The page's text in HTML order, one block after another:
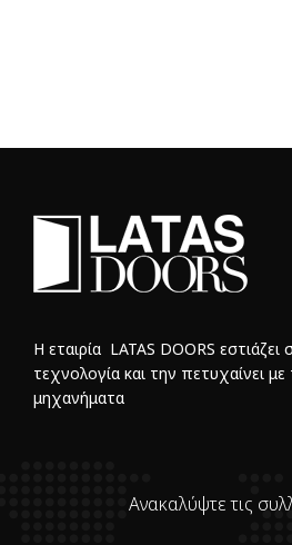
Η εταιρία LATAS DOORS
τεχνολογία και την πετυχαίνει με
μηχανήματα
Ανακαλύψτε τις